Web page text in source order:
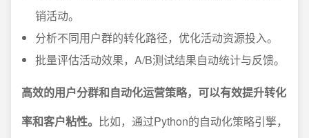
销活动。
分析不同用户群的转化路径，优化活动资源投入。
批量评估活动效果，A/B测试结果自动统计与反馈。
高效的用户分群和自动化运营策略，可以有效提升转化
率和客户粘性。 比如，通过Python的自动化策略引擎，